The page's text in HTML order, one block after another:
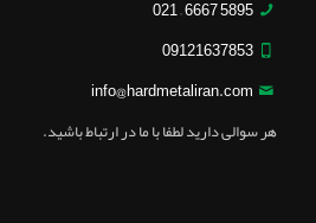
5895 6667 – 021
09121637853
info@hardmetaliran.com
هر سوالی دارید لطفا با ما در ارتباط باشید.